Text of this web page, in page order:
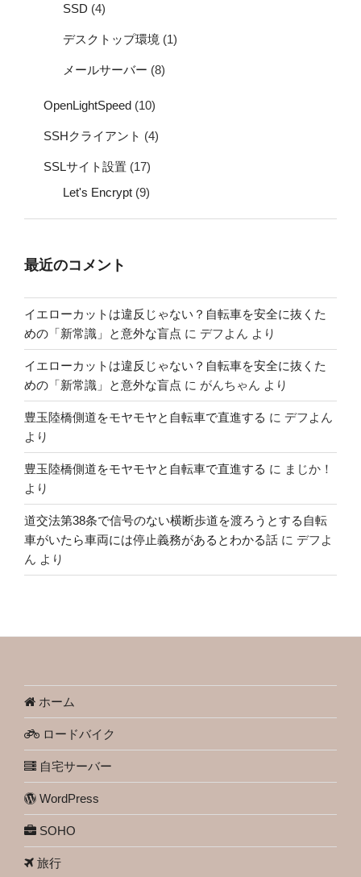
SSD (4)
デスクトップ環境 (1)
メールサーバー (8)
OpenLightSpeed (10)
SSHクライアント (4)
SSLサイト設置 (17)
Let's Encrypt (9)
最近のコメント
イエローカットは違反じゃない？自転車を安全に抜くた
めの「新常識」と意外な盲点 に デフよん より
イエローカットは違反じゃない？自転車を安全に抜くた
めの「新常識」と意外な盲点 に がんちゃん より
豊玉陸橋側道をモヤモヤと自転車で直進する に デフよん
より
豊玉陸橋側道をモヤモヤと自転車で直進する に まじか！
より
道交法第38条で信号のない横断歩道を渡ろうとする自転
車がいたら車両には停止義務があるとわかる話 に デフよ
ん より
ホーム
ロードバイク
自宅サーバー
WordPress
SOHO
旅行